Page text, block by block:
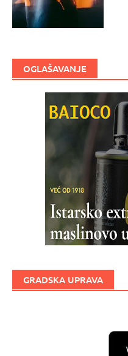
OGLAŠAVANJE
GRADSKA UPRAVA